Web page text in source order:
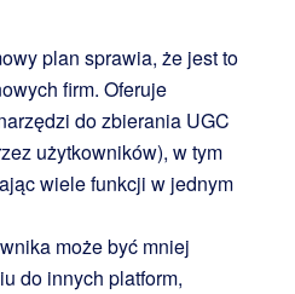
plan sprawia, że jest to
firm. Oferuje
do zbierania UGC
użytkowników), w tym
wiele funkcji w jednym
może być mniej
do innych platform,